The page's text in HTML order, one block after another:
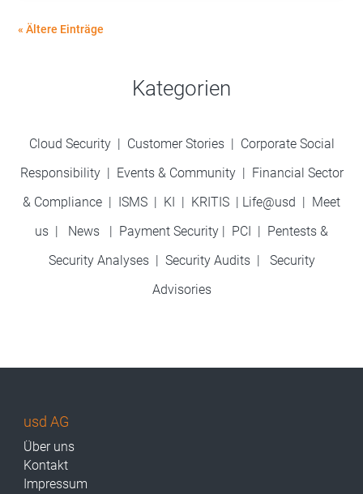
« Ältere Einträge
Kategorien
Cloud Security Customer Stories| Corporate Social
Responsibility| Events & Community
Financial Sector
& Compliance
ISMS KI KRITIS Life@usd
Meet
us
News Payment Security PCI
Pentests &
Security Analyses
Security Audits| Security
Advisories
usd AG
Über uns
Kontakt
Impressum